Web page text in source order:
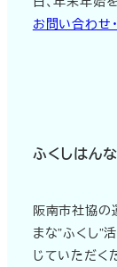
お問い合わせ
ふくしはん
阪南市社協の
まな”ふくし”
じていただく